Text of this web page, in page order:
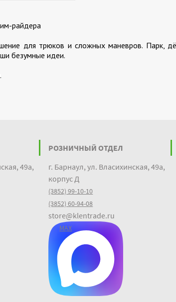
райдера
для трюков и сложных маневров. Парк,
безумные идеи.
49а,
РОЗНИЧНЫЙ ОТДЕЛ
г. Барнаул, ул. Власихинская, 49а,
корпус Д
(3852) 99-10-10
(3852) 60-94-08
store@klentrade.ru
MAX